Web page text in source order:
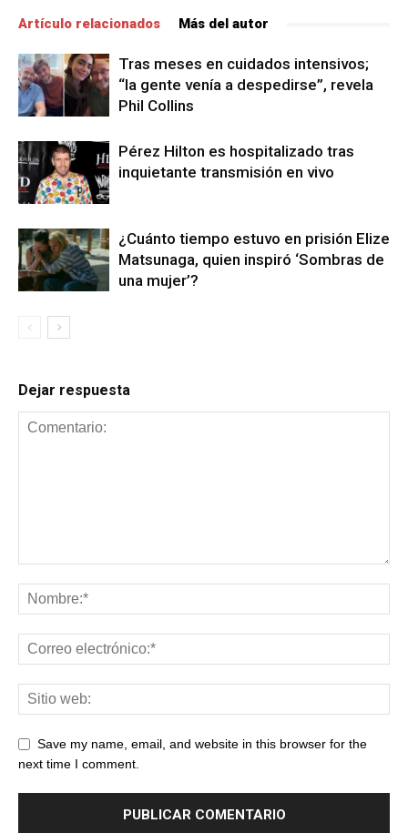
Artículo relacionados Más del autor
Tras meses en cuidados intensivos;
“la gente venía a despedirse”, revela
Phil Collins
Pérez Hilton es hospitalizado tras
inquietante transmisión en vivo
¿Cuánto tiempo estuvo en prisión Elize
Matsunaga, quien inspiró ‘Sombras de
una mujer’?
Dejar respuesta
Save my name, email, and website in this browser for the
next time I comment.